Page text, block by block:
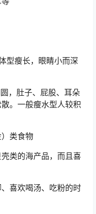
型瘦长，眼睛小而深
，肚子、屁股、耳朵
。一般瘦水型人较积
类食物
壳类的海产品，而且喜
、喜欢喝汤、吃粉的时